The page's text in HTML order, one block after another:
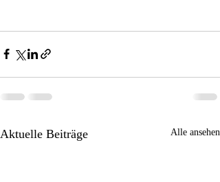
Aktuelle Beiträge Alle ansehen